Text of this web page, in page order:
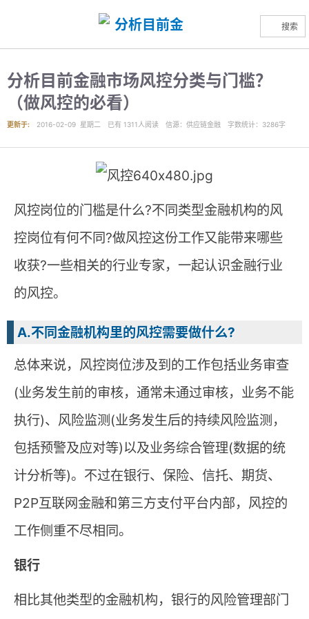
搜索
分析目前金融市场风控分类与门槛？
（做风控的必看）
更新于: 2016-02-09 星期二 已有 1311 人阅读 信源：供应链金融 字数统计：3286字
风控岗位的门槛是什么?不同类型金融机构的风
控岗位有何不同?做风控这份工作又能带来哪些
收获?一些相关的行业专家，一起认识金融行业
的风控。
A.不同金融机构里的风控需要做什么?
总体来说，风控岗位涉及到的工作包括业务审查
(业务发生前的审核，通常未通过审核，业务不能
执行)、风险监测(业务发生后的持续风险监测，
包括预警及应对等)以及业务综合管理(数据的统
计分析等)。不过在银行、保险、信托、期货、
P2P互联网金融和第三方支付平台内部，风控的
工作侧重不尽相同。
银行
相比其他类型的金融机构，银行的风险管理部门